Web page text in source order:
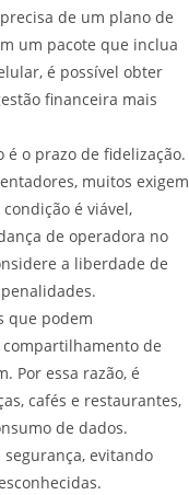
de um plano de
um pacote que inclua
é possível obter
financeira mais
o prazo de fidelização.
muitos exigem
é viável,
de operadora no
a liberdade de
que podem
de
Por essa razão, é
cafés e restaurantes,
de dados.
evitando